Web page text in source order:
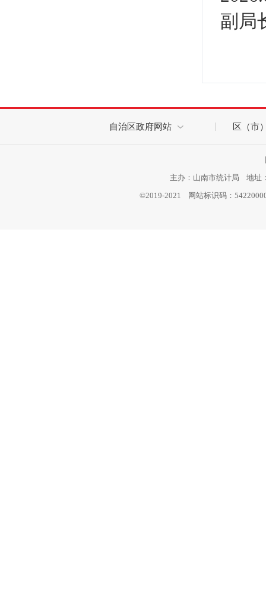
副局
自治区政府网站 区（市
主办：山南市统计局 地址
©2019-2021 网站标识码：